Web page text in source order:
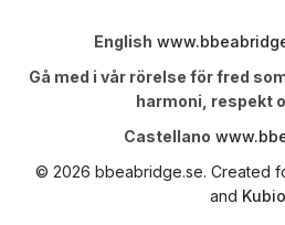
English
Gå med i vår rörelse för fred
harmoni, respekt
Castellano
© 2026 bbeabridge.se. Created
and Kubio